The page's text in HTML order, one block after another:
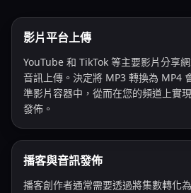
影片平台上傳
YouTube 和 TikTok 等主要影片分享
音訊上傳。決定將 MP3 轉換為 MP4
準影片容器中，從而在您的頻道上實
發佈。
播客與音訊發佈
播客創作者通常需要透過將集數轉化